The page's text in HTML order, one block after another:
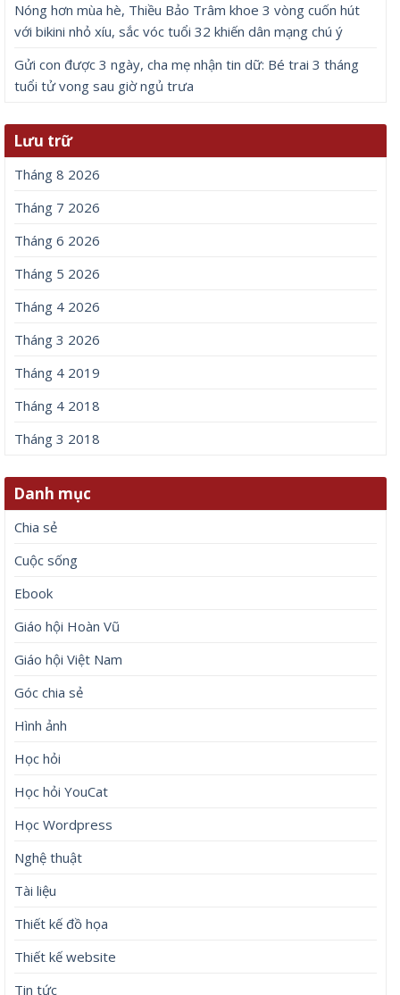
Nóng hơn mùa hè, Thiều Bảo Trâm khoe 3 vòng cuốn hút
với bikini nhỏ xíu, sắc vóc tuổi 32 khiến dân mạng chú ý
Gửi con được 3 ngày, cha mẹ nhận tin dữ: Bé trai 3 tháng
tuổi tử vong sau giờ ngủ trưa
Lưu trữ
Tháng 8 2026
Tháng 7 2026
Tháng 6 2026
Tháng 5 2026
Tháng 4 2026
Tháng 3 2026
Tháng 4 2019
Tháng 4 2018
Tháng 3 2018
Danh mục
Chia sẻ
Cuộc sống
Ebook
Giáo hội Hoàn Vũ
Giáo hội Việt Nam
Góc chia sẻ
Hình ảnh
Học hỏi
Học hỏi YouCat
Học Wordpress
Nghệ thuật
Tài liệu
Thiết kế đồ họa
Thiết kế website
Tin tức